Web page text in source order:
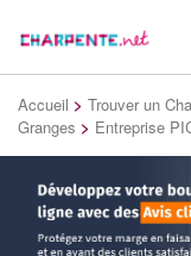
Accueil > Trouver un
Granges > Entreprise